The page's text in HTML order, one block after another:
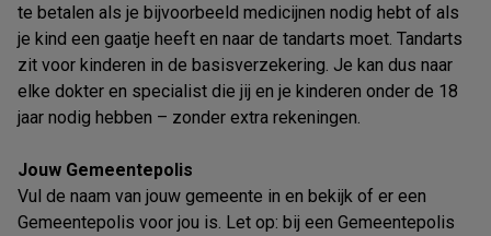
te betalen als je bijvoorbeeld medicijnen nodig hebt of als
je kind een gaatje heeft en naar de tandarts moet. Tandarts
zit voor kinderen in de basisverzekering. Je kan dus naar
elke dokter en specialist die jij en je kinderen onder de 18
jaar nodig hebben – zonder extra rekeningen.
Jouw Gemeentepolis
Vul de naam van jouw gemeente in en bekijk of er een
Gemeentepolis voor jou is. Let op: bij een Gemeentepolis